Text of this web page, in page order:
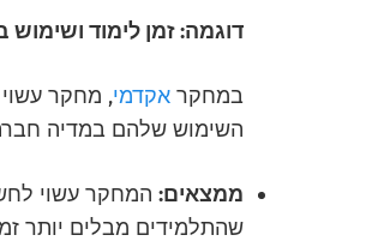
דוגמה: זמן לימוד
במחקר אקדמי, מחקר
השימוש שלהם במדיה
ממצאים: המחקר עשוי
שהתלמידים מבלים יותר